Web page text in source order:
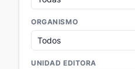
ORGANISMO
UNIDAD EDITORA